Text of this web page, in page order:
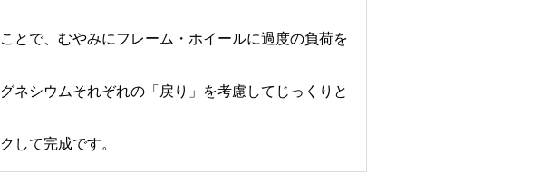
とで、むやみにフレーム・ホイールに過度の負荷を
ネシウムそれぞれの「戻り」を考慮してじっくりと
して完成です。